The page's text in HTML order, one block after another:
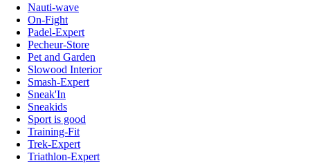
Nauti-wave
On-Fight
Padel-Expert
Pecheur-Store
Pet and Garden
Slowood Interior
Smash-Expert
Sneak'In
Sneakids
Sport is good
Training-Fit
Trek-Expert
Triathlon-Expert